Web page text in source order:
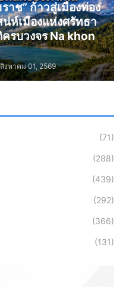
าช” ก้าวสู่เมืองท่อง
ห์เมืองแห่งศรัทธา
รบวงจร Na khon
งหาคม 01, 2569
(71)
(288)
(439)
(292)
(366)
(131)